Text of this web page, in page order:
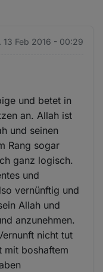
13 Feb 2016 - 00:29
und betet in
an. Allah ist
und seinen
Rang sogar
ganz logisch.
und
vernünftig und
Allah und
anzunehmen.
nicht tut
mit boshaftem